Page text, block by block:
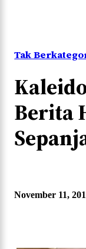
Tak
Berita
November 11,